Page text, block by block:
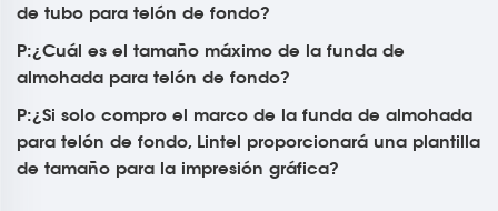
de tubo para telón de fondo?
P:¿Cuál es el tamaño máximo de la funda de
almohada para telón de fondo?
P:¿Si solo compro el marco de la funda de almohada
para telón de fondo, Lintel proporcionará una plantilla
de tamaño para la impresión gráfica?